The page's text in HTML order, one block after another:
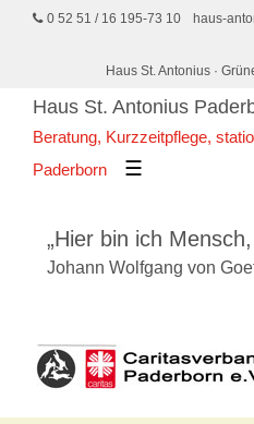
0 52 51 / 16 195-73 10 haus-
Haus St. Antonius ·
Haus St. Antonius
Beratung, Kurzzeitpflege,
Paderborn
☰
Hier bin ich
Johann Wolfgang von